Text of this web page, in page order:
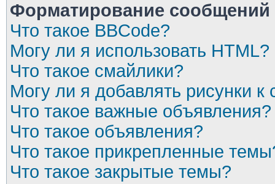
Форматирование
Что такое BBCode?
Могу ли я использовать HTML?
Что такое смайлики?
Могу ли я добавлять рисунки
Что такое важные объявления?
Что такое объявления?
Что такое прикрепленные
Что такое закрытые темы?